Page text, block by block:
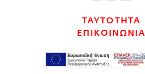
ΤΑΥΤΟΤΗΤΑ
ΕΠΙΚΟΙΝΩΝΙΑ